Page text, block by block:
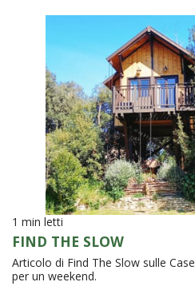
1 min letti
FIND THE SLOW
Articolo di Find The Slow sulle
per un weekend.